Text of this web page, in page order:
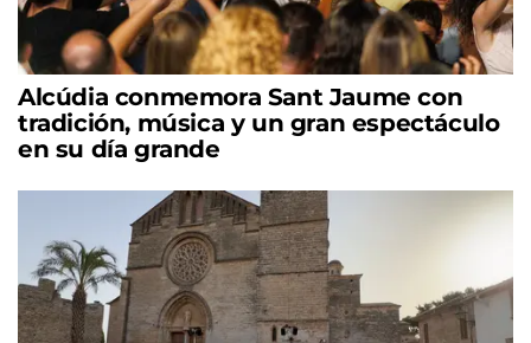
Alcúdia conmemora Sant Jaume con
tradición, música y un gran espectáculo
en su día grande